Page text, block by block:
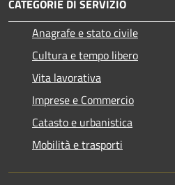
CATEGORIE DI SERVIZIO
Anagrafe e stato civile
Cultura e tempo libero
Vita lavorativa
Imprese e Commercio
Catasto e urbanistica
Mobilità e trasporti